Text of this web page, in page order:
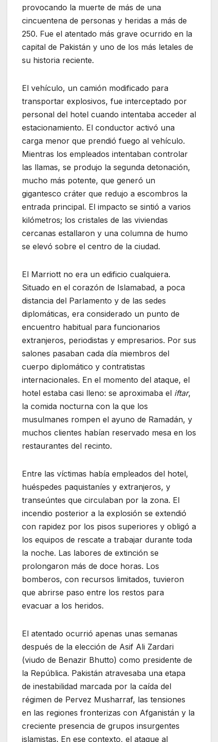
provocando la muerte de más de una
cincuentena de personas y heridas a más de
250. Fue el atentado más grave ocurrido en la
capital de Pakistán y uno de los más letales de
su historia reciente.
El vehículo, un camión modificado para
transportar explosivos, fue interceptado por
personal del hotel cuando intentaba acceder al
estacionamiento. El conductor activó una
carga menor que prendió fuego al vehículo.
Mientras los empleados intentaban controlar
las llamas, se produjo la segunda detonación,
mucho más potente, que generó un
gigantesco cráter que redujo a escombros la
entrada principal. El impacto se sintió a varios
kilómetros; los cristales de las viviendas
cercanas estallaron y una columna de humo
se elevó sobre el centro de la ciudad.
El Marriott no era un edificio cualquiera.
Situado en el corazón de Islamabad, a poca
distancia del Parlamento y de las sedes
diplomáticas, era considerado un punto de
encuentro habitual para funcionarios
extranjeros, periodistas y empresarios. Por sus
salones pasaban cada día miembros del
cuerpo diplomático y contratistas
internacionales. En el momento del ataque, el
hotel estaba casi lleno: se aproximaba el iftar,
la comida nocturna con la que los
musulmanes rompen el ayuno de Ramadán, y
muchos clientes habían reservado mesa en los
restaurantes del recinto.
Entre las víctimas había empleados del hotel,
huéspedes paquistaníes y extranjeros, y
transeúntes que circulaban por la zona. El
incendio posterior a la explosión se extendió
con rapidez por los pisos superiores y obligó a
los equipos de rescate a trabajar durante toda
la noche. Las labores de extinción se
prolongaron más de doce horas. Los
bomberos, con recursos limitados, tuvieron
que abrirse paso entre los restos para
evacuar a los heridos.
El atentado ocurrió apenas unas semanas
después de la elección de Asif Ali Zardari
(viudo de Benazir Bhutto) como presidente de
la República. Pakistán atravesaba una etapa
de inestabilidad marcada por la caída del
régimen de Pervez Musharraf, las tensiones
en las regiones fronterizas con Afganistán y la
creciente presencia de grupos insurgentes
islamistas. En ese contexto, el ataque al